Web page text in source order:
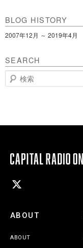
BLOG HISTORY
2007年12月 ～ 2019年4月
SEARCH
検
索
ABOUT
ABOUT